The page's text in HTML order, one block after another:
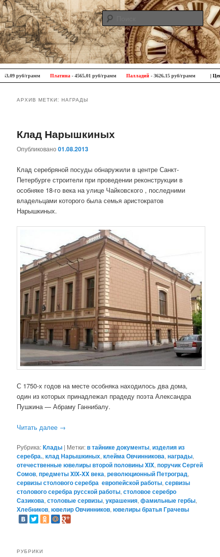
Antique Trip
Главное меню
Перейти к основному содержимому
Перейти к дополнительному содержимому
руб/грамм Платина- 4565,01 руб/грамм Палладий- 3626,15 руб/грамм | Цены
АРХИВ МЕТКИ:НАГРАДЫ
Клад Нарышкиных
Опубликовано01.08.2013
Клад серебряной посуды обнаружили в центре Санкт-
Петербурге строители при проведении реконструкции в
особняке 18-го века на улице Чайковского , последними
владельцами которого была семья аристократов
Нарышкиных.
С 1750-х годов на месте особняка находилось два дома,
один из которых принадлежал прадеду поэта Александра
Пушкина — Абраму Ганнибалу.
Читать далее →
Рубрика:Клады | Метки:в тайнике документы,изделия из
серебра.,клад Нарышкиных,клейма Овчинникова,награды,
отечественные ювелиры второй половины XIX,поручик Сергей
Сомов,предметы XIX-XX века,революционный Петроград,
сервизы столового серебра европейской работы,сервизы
столового серебра русской работы,столовое серебро
Сазикова,столовые сервизы,украшения,фамильные гербы,
Хлебников,ювелир Овчинников,ювелиры братья Грачевы
РУБРИКИ